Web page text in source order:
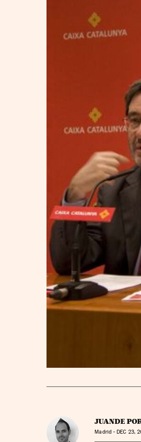
JUANDE
Madrid - DEC 23,